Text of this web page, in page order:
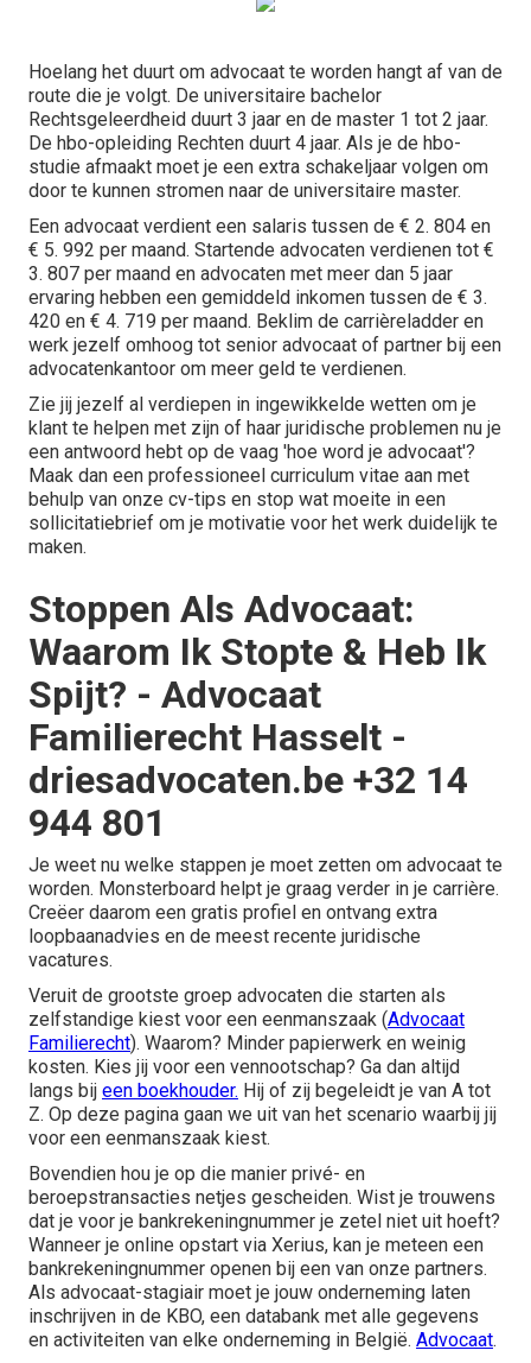
Hoelang het duurt om advocaat te worden hangt af van de
route die je volgt. De universitaire bachelor
Rechtsgeleerdheid duurt 3 jaar en de master 1 tot 2 jaar.
De hbo-opleiding Rechten duurt 4 jaar. Als je de hbo-
studie afmaakt moet je een extra schakeljaar volgen om
door te kunnen stromen naar de universitaire master.
Een advocaat verdient een salaris tussen de € 2. 804 en
€ 5. 992 per maand. Startende advocaten verdienen tot €
3. 807 per maand en advocaten met meer dan 5 jaar
ervaring hebben een gemiddeld inkomen tussen de € 3.
420 en € 4. 719 per maand. Beklim de carrièreladder en
werk jezelf omhoog tot senior advocaat of partner bij een
advocatenkantoor om meer geld te verdienen.
Zie jij jezelf al verdiepen in ingewikkelde wetten om je
klant te helpen met zijn of haar juridische problemen nu je
een antwoord hebt op de vaag 'hoe word je advocaat'?
Maak dan een professioneel curriculum vitae aan met
behulp van onze cv-tips en stop wat moeite in een
sollicitatiebrief om je motivatie voor het werk duidelijk te
maken.
Stoppen Als Advocaat:
Waarom Ik Stopte & Heb Ik
Spijt? - Advocaat
Familierecht Hasselt -
driesadvocaten.be +32 14
944 801
Je weet nu welke stappen je moet zetten om advocaat te
worden. Monsterboard helpt je graag verder in je carrière.
Creëer daarom een gratis profiel en ontvang extra
loopbaanadvies en de meest recente juridische
vacatures.
Veruit de grootste groep advocaten die starten als
zelfstandige kiest voor een eenmanszaak (Advocaat
Familierecht). Waarom? Minder papierwerk en weinig
kosten. Kies jij voor een vennootschap? Ga dan altijd
langs bij een boekhouder. Hij of zij begeleidt je van A tot
Z. Op deze pagina gaan we uit van het scenario waarbij jij
voor een eenmanszaak kiest.
Bovendien hou je op die manier privé- en
beroepstransacties netjes gescheiden. Wist je trouwens
dat je voor je bankrekeningnummer je zetel niet uit hoeft?
Wanneer je online opstart via Xerius, kan je meteen een
bankrekeningnummer openen bij een van onze partners.
Als advocaat-stagiair moet je jouw onderneming laten
inschrijven in de KBO, een databank met alle gegevens
en activiteiten van elke onderneming in België. Advocaat.